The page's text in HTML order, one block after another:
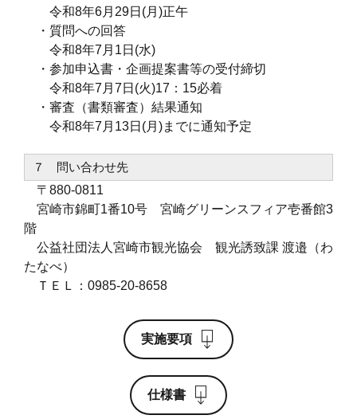
令和8年6月29日(月)正午
・質問への回答
令和8年7月1日(水)
・参加申込書・企画提案書等の受付締切
令和8年7月7日(火)17：15必着
・審査（書類審査）結果通知
令和8年7月13日(月)までに通知予定
７ 問い合わせ先
〒880-0811
宮崎市錦町1番10号 宮崎グリーンスフィア壱番館3
階
公益社団法人宮崎市観光協会 観光誘致課 渡邉（わ
たなべ）
ＴＥＬ：0985-20-8658
実施要項
仕様書